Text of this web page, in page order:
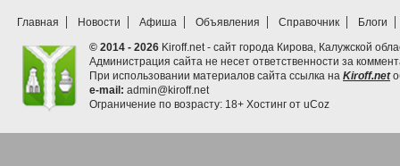
Главная Новости Афиша Объявления Справочник
Блоги
© 2014 - 2026 Kiroff.net - сайт города Кирова, Калужской
Администрация сайта не несет ответственности за
При использовании материалов сайта ссылка на Kiroff.net
e-mail: admin@kiroff.net
Ограничение по возрасту: 18+ Хостинг от uCoz